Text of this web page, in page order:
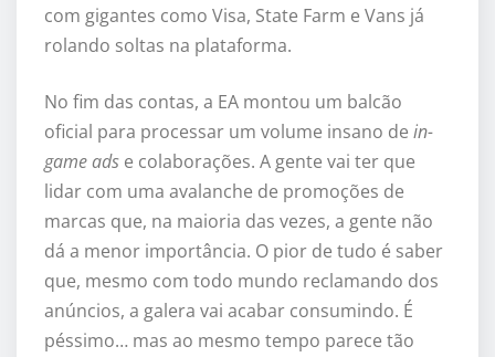
com gigantes como Visa, State Farm e Vans já
rolando soltas na plataforma.
No fim das contas, a EA montou um balcão
oficial para processar um volume insano de in-
game ads e colaborações. A gente vai ter que
lidar com uma avalanche de promoções de
marcas que, na maioria das vezes, a gente não
dá a menor importância. O pior de tudo é saber
que, mesmo com todo mundo reclamando dos
anúncios, a galera vai acabar consumindo. É
péssimo… mas ao mesmo tempo parece tão